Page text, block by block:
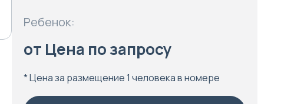
Ребенок:
от Цена по запросу
* Цена за размещение 1 человека в номере